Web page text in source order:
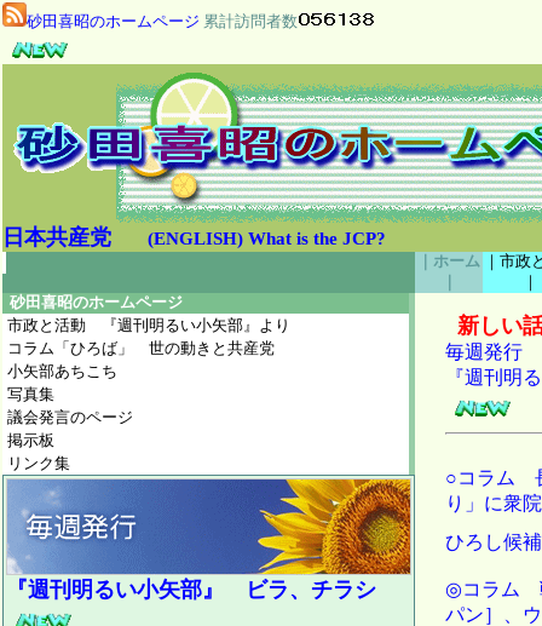
砂田喜昭のホームページ 累計訪問者数
日本共産党 (ENGLISH) What is the JCP?
｜ホーム
｜市政
砂田喜昭のホームページ
市政と活動 『週刊明るい小矢部』より
コラム「ひろば」 世の動きと共産党
小矢部あちこち
写真集
議会発言のページ
掲示板
リンク集
『週刊明るい小矢部』 ビラ、チラシ
新しい
毎週発行
『週刊明
○コラム
り」に衆
ひろし候
◎コラム
パン］、